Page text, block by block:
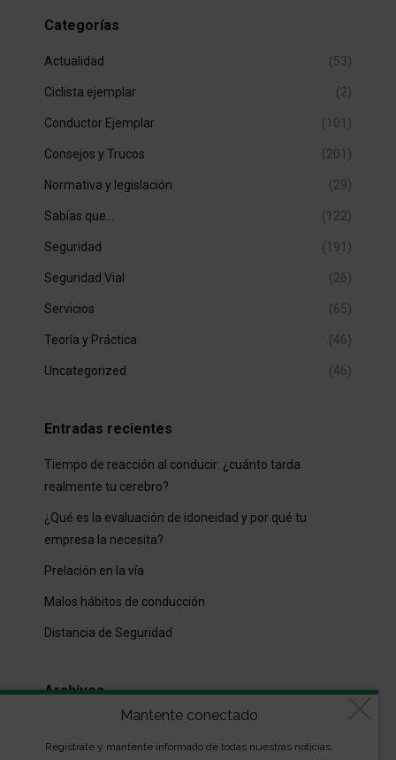
Categorías
Actualidad (53)
Ciclista ejemplar (2)
Conductor Ejemplar (101)
Consejos y Trucos (201)
Normativa y legislación (29)
Sabías que… (122)
Seguridad (191)
Seguridad Vial (26)
Servicios (65)
Teoría y Práctica (46)
Uncategorized (46)
Entradas recientes
Tiempo de reacción al conducir: ¿cuánto tarda
realmente tu cerebro?
¿Qué es la evaluación de idoneidad y por qué tu
empresa la necesita?
Prelación en la vía
Malos hábitos de conducción
Distancia de Seguridad
Archivos
Mantente conectado
Regístrate y mantente informado de todas nuestras noticias.